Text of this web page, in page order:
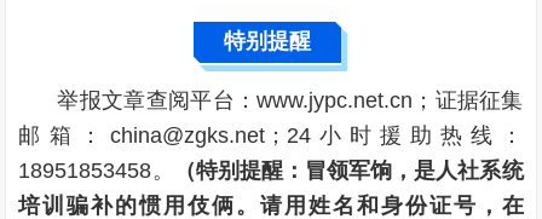
特别提醒
举报文章查阅平台：www.jypc.net.cn；证据征集
邮箱：china@zgks.net；24小时援助热线：
18951853458。
（特别提醒：冒领军饷，是人社系统
培训骗补的惯用伎俩。请用姓名和身份证号，在